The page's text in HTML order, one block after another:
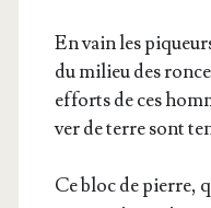
En vain les
du milieu des
efforts de ces
ver de terre sont
Ce bloc de pierre,